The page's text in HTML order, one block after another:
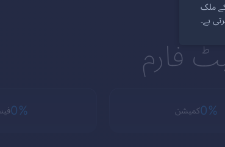
فارم
0%کمیشن 0%
ملک
ہے۔